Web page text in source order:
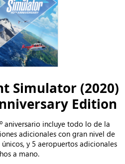
Simulator (2020)
Edition
aniversario incluye todo lo de la
adicionales con gran nivel de
y 5 aeropuertos adicionales
a mano.